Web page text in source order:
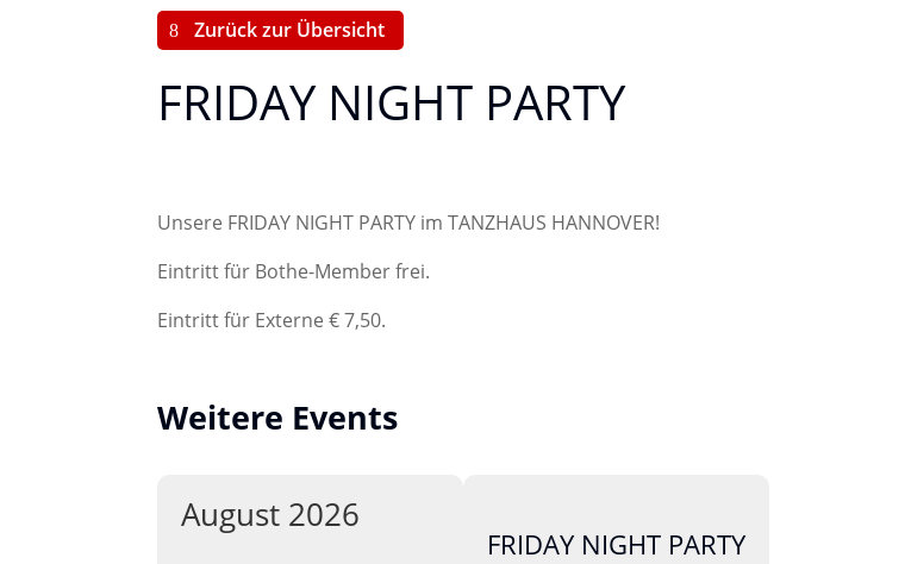
Zurück zur Übersicht
FRIDAY NIGHT PARTY
Unsere FRIDAY NIGHT PARTY im TANZHAUS HANNOVER!
Eintritt für Bothe-Member frei.
Eintritt für Externe € 7,50.
Weitere Events
August 2026
FRIDAY NIGHT PARTY